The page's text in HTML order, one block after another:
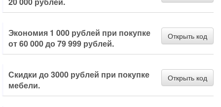
Экономия 1 000 рублей при покупке
от 60 000 до 79 999 рублей.
Открыть код
Скидки до 3000 рублей при покупке
мебели.
Открыть код